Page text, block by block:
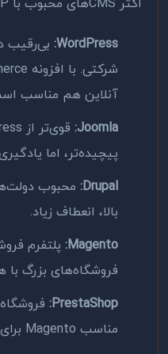
اکثر CMSهای محبوب با PHP ساخته شده‌اند:
WordPress: بی‌رقیب
آنلاین هم مناسب
Joomla:
پیچیده‌تر، اما
Drupal: محبوب
بالا، انعطاف زیاد.
Magento: پلتفرم
فروشگاه‌های بزرگ با
PrestaShop:
مناسب Magento برای پروژه‌های متوسط.